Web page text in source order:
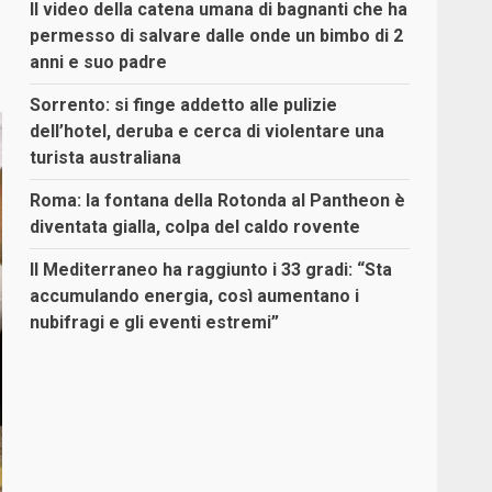
Il video della catena umana di bagnanti che ha
permesso di salvare dalle onde un bimbo di 2
anni e suo padre
Sorrento: si finge addetto alle pulizie
dell’hotel, deruba e cerca di violentare una
turista australiana
Roma: la fontana della Rotonda al Pantheon è
diventata gialla, colpa del caldo rovente
Il Mediterraneo ha raggiunto i 33 gradi: “Sta
accumulando energia, così aumentano i
nubifragi e gli eventi estremi”